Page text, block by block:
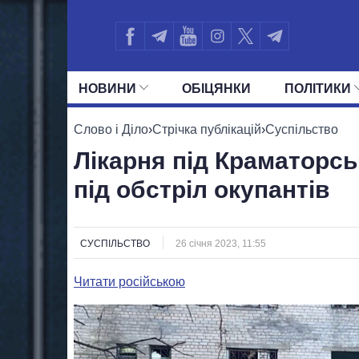
НОВИНИ ОБIЦЯНКИ ПОЛIТИКИ
УСІ ПОЛІТИКИ ПРЕЗИДЕНТ І ОФІС
Слово і Діло›Стрічка публікацій›Суспільство
Лікарня під
під обстріл окупантів
СУСПІЛЬСТВО 26 січня 2023, 11:55
Читати російською